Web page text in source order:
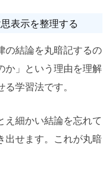
表示を整理する
の結論を丸暗記するの
か」という理由を理解
学習法です。
え細かい結論を忘れて
出せます。これが丸暗